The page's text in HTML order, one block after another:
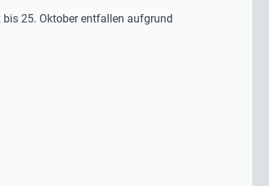
25. Oktober entfallen aufgrund